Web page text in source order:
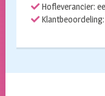
Hofleverancier:
Klantbeoordeling: